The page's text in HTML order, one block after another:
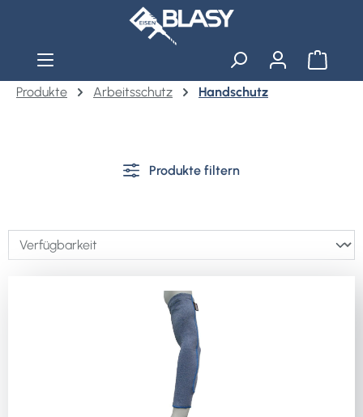
Zum Hauptinhalt springen
Produkte
Arbeitsschutz Handschutz
Produkte filtern